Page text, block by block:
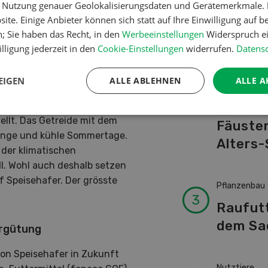
Linie aus Importen. Jährlich
Finnland, Deutschland,
spielt das
Hektaren eine
an den Boden
–
Das Getreide mit dem
und kühle Sommertage.
klimatischen
Wohl auch deshalb setzen
Der grösste
Speisehafer in Zukunft
von A-
Alters-
Pflanzenbau
dem
genauer Geolokalisierungsdaten und
Einige Anbieter können sich statt auf Ihre Einwilligung auf
Sie haben das Recht, in den Werbeeinstellungen Widerspruch
jederzeit in den Cookie-Einstellungen widerrufen.
ALLE
ALLE ABLEHNEN